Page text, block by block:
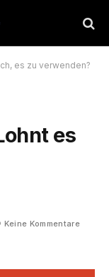
es zu verwenden?
es
Keine Kommentare